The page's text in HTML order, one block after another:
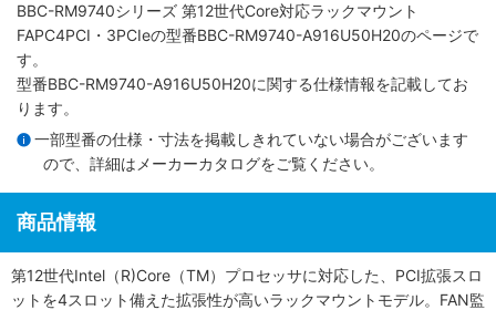
BBC-RM9740シリーズ 第12世代Core対応ラックマウント
FAPC4PCI・3PCIeの型番BBC-RM9740-A916U50H20のページで
す。
型番BBC-RM9740-A916U50H20に関する仕様情報を記載してお
ります。
一部型番の仕様・寸法を掲載しきれていない場合がございます
ので、詳細は メーカーカタログをご覧ください。
商品情報
第12世代Intel（R)Core（TM）プロセッサに対応した、PCI拡張スロ
ットを4スロット備えた拡張性が高いラックマウントモデル。FAN監